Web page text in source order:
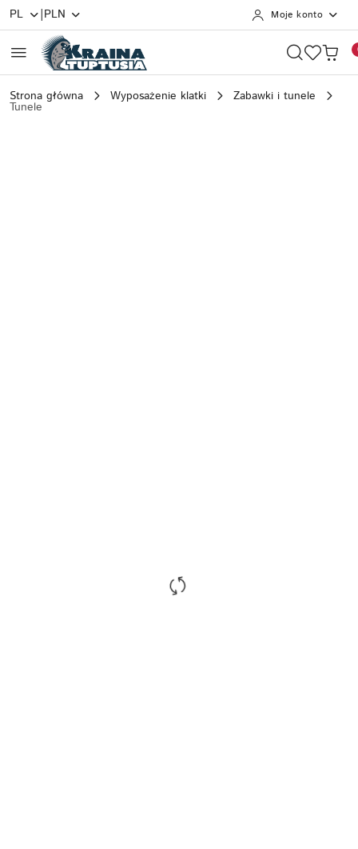
Przejdź do treści głównej
Przejdź do wyszukiwarki
Przejdź do moje konto
Przejdź do menu głównego
Przejdź do opisu produktu
Przejdź do stopki
PL |PLN Moje konto
Strona główna Wyposażenie klatki Zabawki i tunele
Tunele